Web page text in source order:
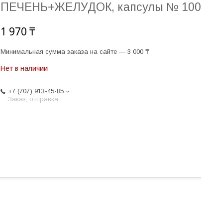
ПЕЧЕНЬ+ЖЕЛУДОК, капсулы № 100
1 970 ₸
Минимальная сумма заказа на сайте — 3 000 ₸
Нет в наличии
+7 (707) 913-45-85
Заказ, отправка